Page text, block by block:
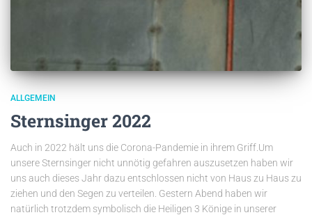
ALLGEMEIN
Sternsinger 2022
Auch in 2022 hält uns die Corona-Pandemie in ihrem Griff.Um
unsere Sternsinger nicht unnötig gefahren auszusetzen haben wir
uns auch dieses Jahr dazu entschlossen nicht von Haus zu Haus zu
ziehen und den Segen zu verteilen. Gestern Abend haben wir
natürlich trotzdem symbolisch die Heiligen 3 Könige in unserer